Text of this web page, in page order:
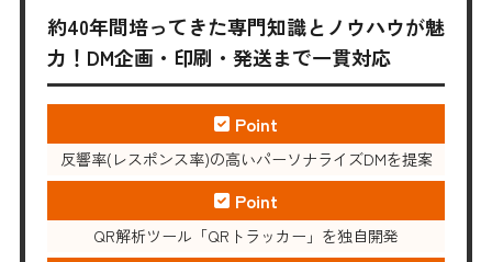
約40年間培ってきた専門知識とノウハウが魅
力！DM企画・印刷・発送まで一貫対応
Point
反響率(レスポンス率)の高いパーソナライズDMを提案
Point
QR解析ツール「QRトラッカー」を独自開発